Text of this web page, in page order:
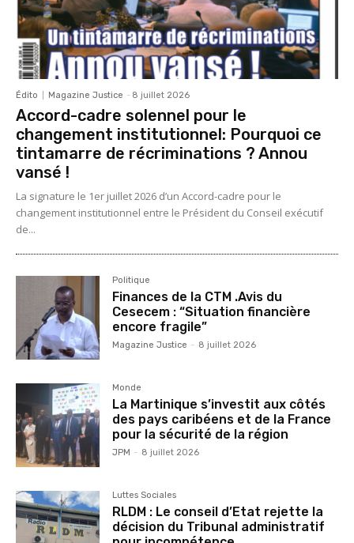
Édito Magazine Justice - 8 juillet 2026
Accord-cadre solennel pour le
changement institutionnel: Pourquoi ce
tintamarre de récriminations ? Annou
vansé !
La signature le 1er juillet 2026 d’un Accord-cadre pour le
changement institutionnel entre le Président du Conseil exécutif
de...
Politique
Finances de la CTM .Avis du
Cesecem : “Situation financière
encore fragile”
Magazine Justice - 8 juillet 2026
Monde
La Martinique s’investit aux côtés
des pays caribéens et de la France
pour la sécurité de la région
JPM - 8 juillet 2026
Luttes Sociales
RLDM : Le conseil d’Etat rejette la
décision du Tribunal administratif